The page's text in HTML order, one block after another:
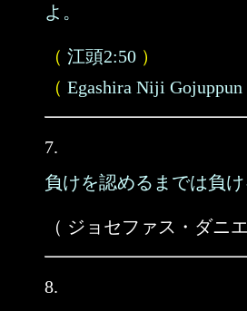
よ。
（ 江頭2:50 ）
（ Egashira Niji Gojuppun
7.
負けを認めるまでは負け
（ ジョセファス・ダニ
8.